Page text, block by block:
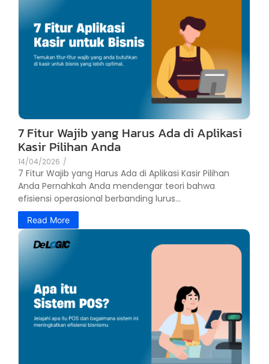
7 Fitur Wajib yang Harus Ada di Aplikasi
Kasir Pilihan Anda
14/04/2026 /
7 Fitur Wajib yang Harus Ada di Aplikasi Kasir Pilihan
Anda Pernahkah Anda mendengar teori bahwa
efisiensi operasional berbanding lurus...
Read More